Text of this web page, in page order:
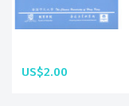
US$2.00